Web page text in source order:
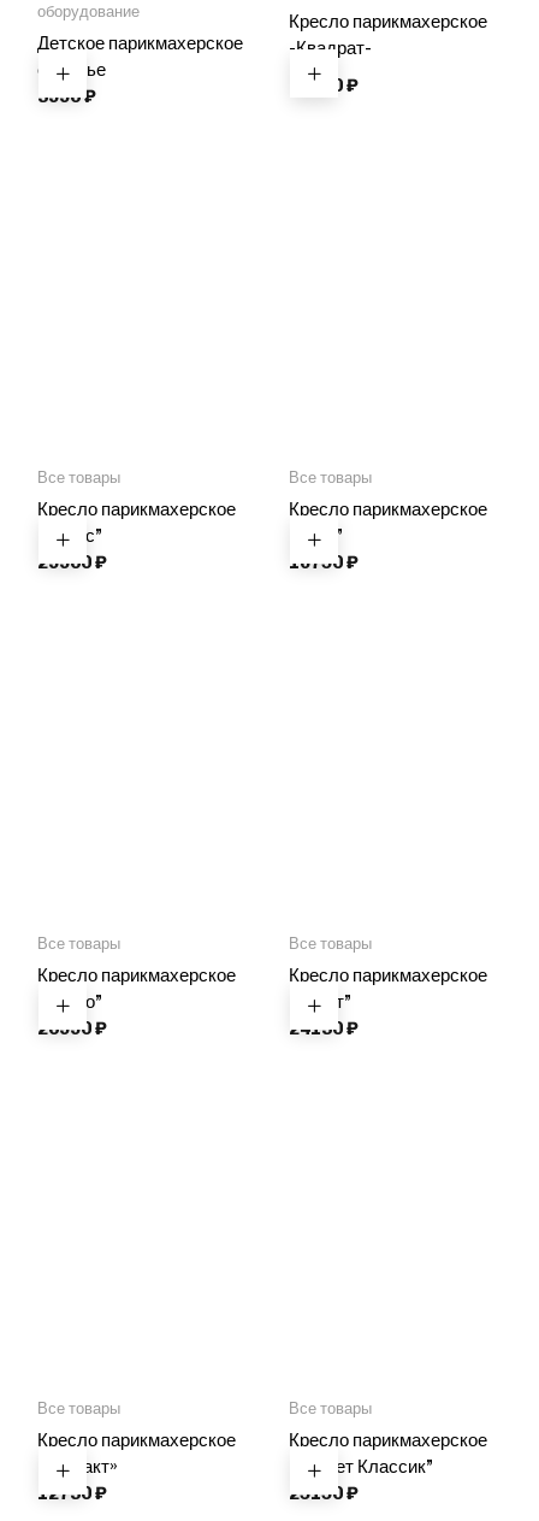
оборудование
Детское парикмахерское
сиденье
3990₽
Кресло парикмахерское
-Квадрат-
21990₽
Все товары
Кресло парикмахерское
“Алекс”
29900₽
Все товары
Кресло парикмахерское
“Бриз”
16750₽
Все товары
Кресло парикмахерское
“Бруно”
20990₽
Все товары
Кресло парикмахерское
“Карат”
24130₽
Все товары
Кресло парикмахерское
“Контакт»
12730₽
Все товары
Кресло парикмахерское
“Корнет Классик”
25150₽